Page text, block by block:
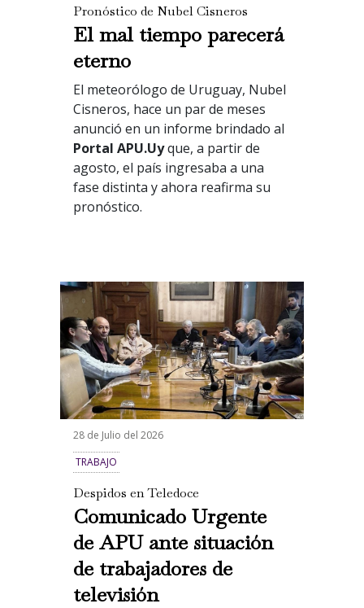
Pronóstico de Nubel Cisneros
El mal tiempo parecerá
eterno
El meteorólogo de Uruguay, Nubel
Cisneros, hace un par de meses
anunció en un informe brindado al
Portal APU.Uyque, a partir de
agosto, el país ingresaba a una
fase distinta y ahora reafirma su
pronóstico.
28 de Julio del 2026
TRABAJO
Despidos en Teledoce
Comunicado Urgente
de APU ante situación
de trabajadores de
televisión